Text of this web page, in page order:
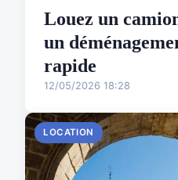
Louez un
un
rapide
12/05/2026 18:28
LOCATION